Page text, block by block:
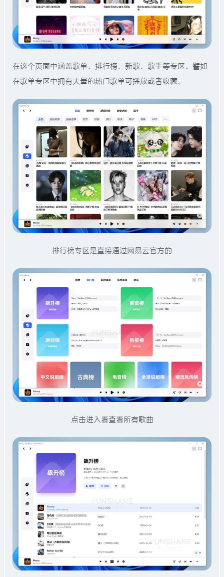
在这个页面中涵盖歌单、排行榜、新歌、歌手等专区。譬如
在歌单专区中拥有大量的热门歌单可播放或者收藏。
排行榜专区是直接通过网易云官方的
点击进入看查看所有歌曲